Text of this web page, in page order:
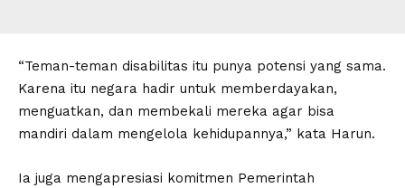
“Teman-teman disabilitas itu punya potensi yang sama.
Karena itu negara hadir untuk memberdayakan,
menguatkan, dan membekali mereka agar bisa
mandiri dalam mengelola kehidupannya,” kata Harun.
Ia juga mengapresiasi komitmen Pemerintah